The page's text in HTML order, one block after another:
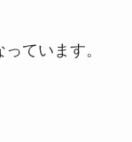
ています。